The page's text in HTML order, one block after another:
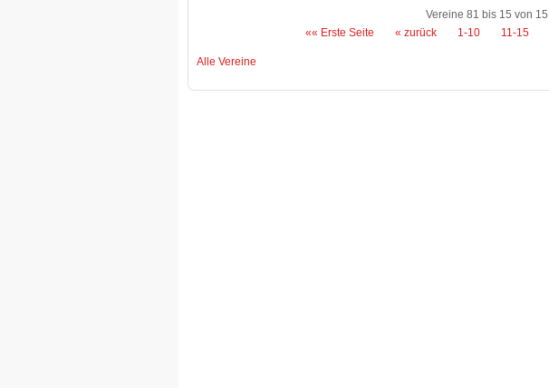
Vereine 81 bis 15 von 15
«« Erste Seite
« zurück 1-10 11-15
Alle Vereine